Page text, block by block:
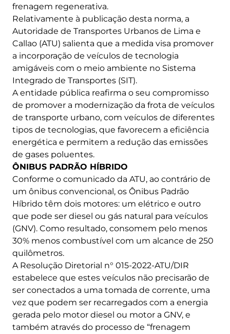
frenagem regenerativa.
Relativamente à publicação desta norma, a
Autoridade de Transportes Urbanos de Lima e
Callao (ATU) salienta que a medida visa promover
a incorporação de veículos de tecnologia
amigáveis com o meio ambiente no Sistema
Integrado de Transportes (SIT).
A entidade pública reafirma o seu compromisso
de promover a modernização da frota de veículos
de transporte urbano, com veículos de diferentes
tipos de tecnologias, que favorecem a eficiência
energética e permitem a redução das emissões
de gases poluentes.
ÔNIBUS PADRÃO HÍBRIDO
Conforme o comunicado da ATU, ao contrário de
um ônibus convencional, os Ônibus Padrão
Híbrido têm dois motores: um elétrico e outro
que pode ser diesel ou gás natural para veículos
(GNV). Como resultado, consomem pelo menos
30% menos combustível com um alcance de 250
quilômetros.
A Resolução Diretorial n° 015-2022-ATU/DIR
estabelece que estes veículos não precisarão de
ser conectados a uma tomada de corrente, uma
vez que podem ser recarregados com a energia
gerada pelo motor diesel ou motor a GNV, e
também através do processo de “frenagem